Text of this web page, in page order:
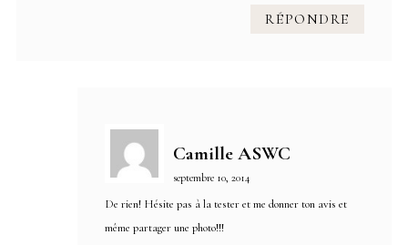
RÉPONDRE
Camille ASWC
septembre 10, 2014
De rien! Hésite pas à la tester et me donner ton avis et
même partager une photo!!!